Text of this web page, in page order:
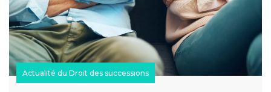
Actualité du Droit des successions